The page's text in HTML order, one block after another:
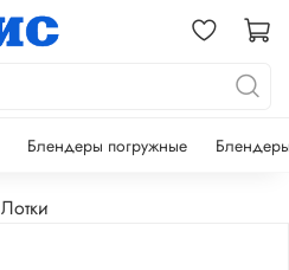
Блендеры погружные
Лотки